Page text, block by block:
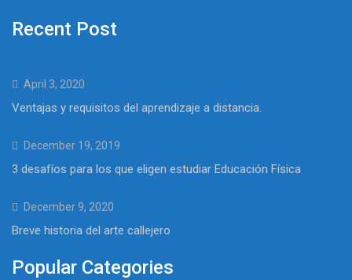
Recent Post
April 3, 2020
Ventajas y requisitos del aprendizaje a distancia.
December 19, 2019
3 desafíos para los que eligen estudiar Educación Física
December 9, 2020
Breve historia del arte callejero
Popular Categories